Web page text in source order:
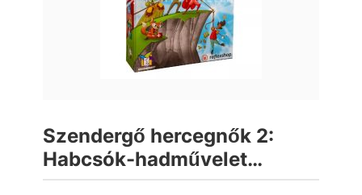
Szendergő hercegnők 2:
Habcsók-hadművelet
társasjáték